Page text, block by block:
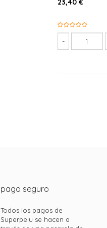
23,40 €
pago seguro
Todos los pagos de
Superpelu se hacen a